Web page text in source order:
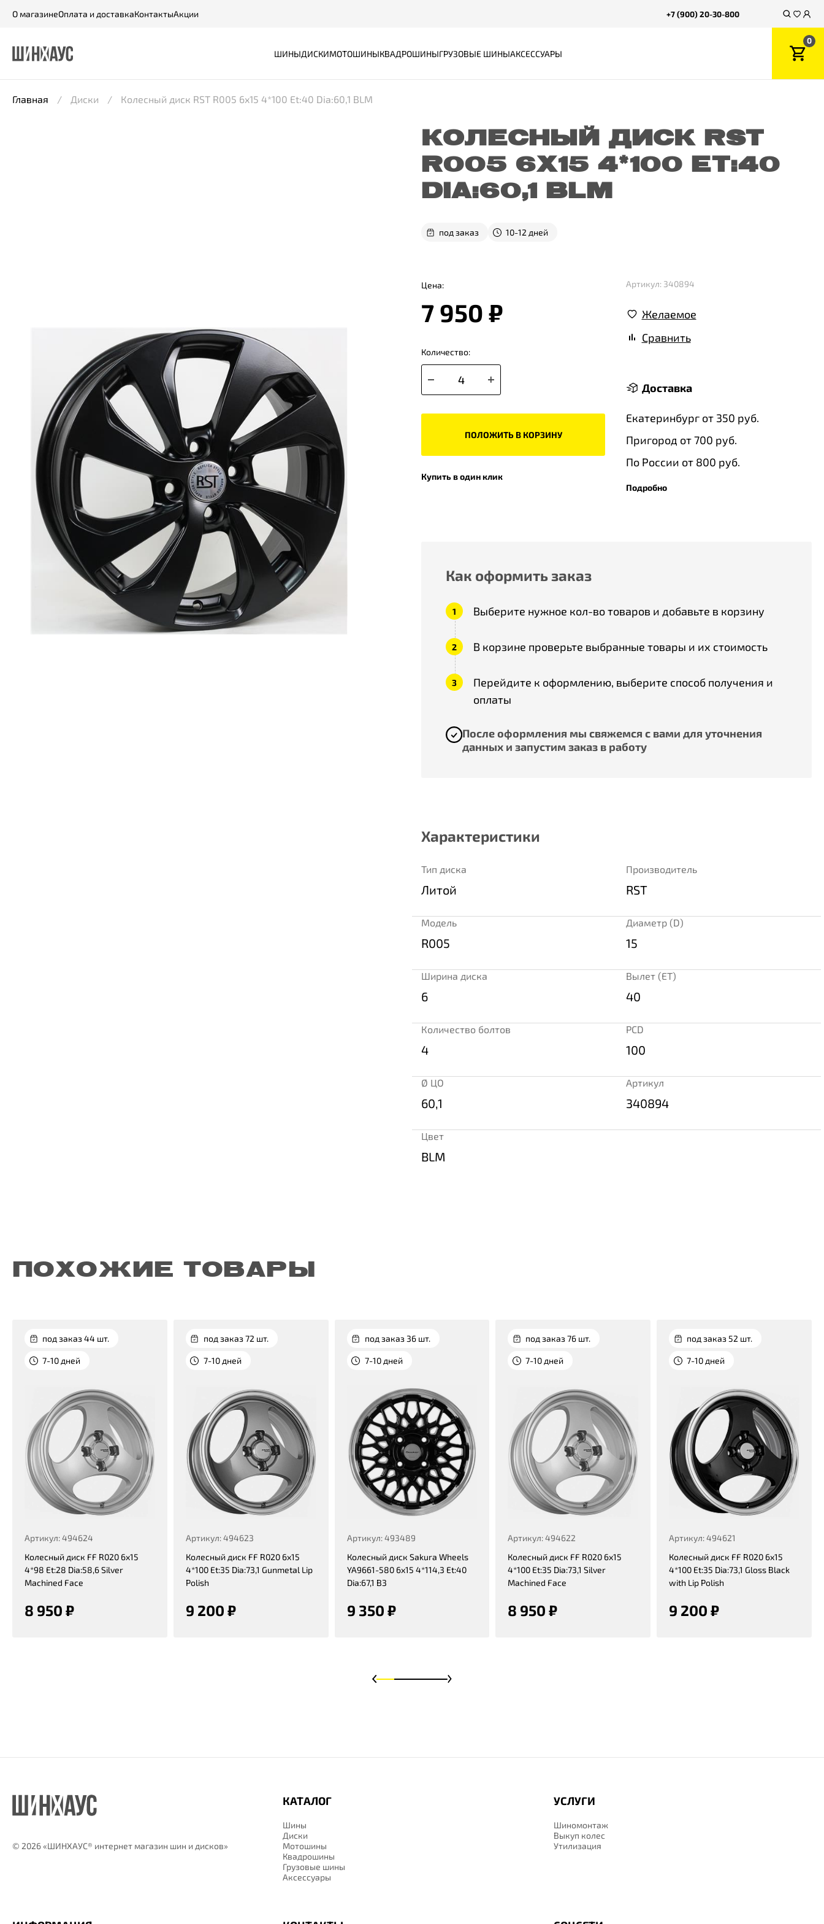
О магазинеОплата и доставкаКонтактыАкции +7 (900) 20-30-800
ШИНЫДИСКИМОТОШИНЫКВАДРОШИНЫГРУЗОВЫЕ ШИНЫАКСЕССУАРЫ
0
Главная Диски Колесный диск RST R005 6x15 4*100 Et:40 Dia:60,1 BLM
КОЛЕСНЫЙ ДИСК RST
R005 6X15 4*100 ET:40
DIA:60,1 BLM
под заказ 10-12 дней
Цена:
7 950 ₽
Количество:
ПОЛОЖИТЬ В КОРЗИНУ
Купить в один клик
Артикул: 340894
Желаемое
Сравнить
Доставка
Екатеринбург от 350 руб.
Пригород от 700 руб.
По России от 800 руб.
Подробно
Как оформить заказ
Выберите нужное кол-во товаров и добавьте в корзину
В корзине проверьте выбранные товары и их стоимость
Перейдите к оформлению, выберите способ получения и
оплаты
После оформления мы свяжемся с вами для уточнения
данных и запустим заказ в работу
Характеристики
Тип диска
Литой
Производитель
RST
Модель
R005
Диаметр (D)
15
Ширина диска
6
Вылет (ET)
40
Количество болтов
4
PCD
100
Ø ЦО
60,1
Артикул
340894
Цвет
BLM
ПОХОЖИЕ ТОВАРЫ
под заказ 44 шт.
7-10 дней
Артикул: 494624
Колесный диск FF R020 6x15
4*98 Et:28 Dia:58,6 Silver
Machined Face
8 950 ₽
под заказ 72 шт.
7-10 дней
Артикул: 494623
Колесный диск FF R020 6x15
4*100 Et:35 Dia:73,1 Gunmetal Lip
Polish
9 200 ₽
под заказ 36 шт.
7-10 дней
Артикул: 493489
Колесный диск Sakura Wheels
YA9661-580 6x15 4*114,3 Et:40
Dia:67,1 B3
9 350 ₽
под заказ 76 шт.
7-10 дней
Артикул: 494622
Колесный диск FF R020 6x15
4*100 Et:35 Dia:73,1 Silver
Machined Face
8 950 ₽
под заказ 52 шт.
7-10 дней
Артикул: 494621
Колесный диск FF R020 6x15
4*100 Et:35 Dia:73,1 Gloss Black
with Lip Polish
9 200 ₽
© 2026 «ШИНХАУС® интернет магазин шин и дисков»
КАТАЛОГ
Шины
Диски
Мотошины
Квадрошины
Грузовые шины
Аксессуары
УСЛУГИ
Шиномонтаж
Выкуп колес
Утилизация